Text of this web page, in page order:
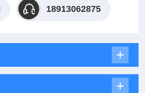
18913062875